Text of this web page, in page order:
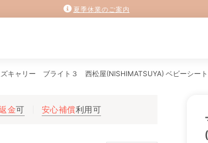
夏季休業のご案内
ズキャリー ブライト３ 西松屋(NISHIMATSUYA) ベビーシート
金可 安心補償利用可